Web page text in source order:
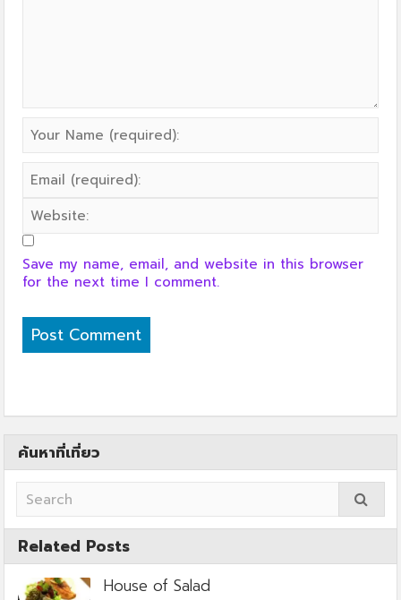
Save my name, email, and website in this browser
for the next time I comment.
ค้นหาที่เที่ยว
Related Posts
House of Salad